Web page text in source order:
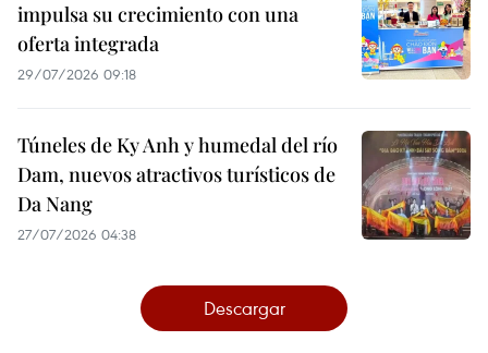
impulsa su crecimiento con una
oferta integrada
29/07/2026 09:18
Túneles de Ky Anh y humedal del río
Dam, nuevos atractivos turísticos de
Da Nang
27/07/2026 04:38
Descargar